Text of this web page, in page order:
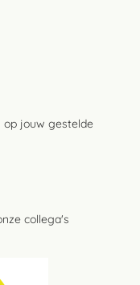
op jouw gestelde
collega's